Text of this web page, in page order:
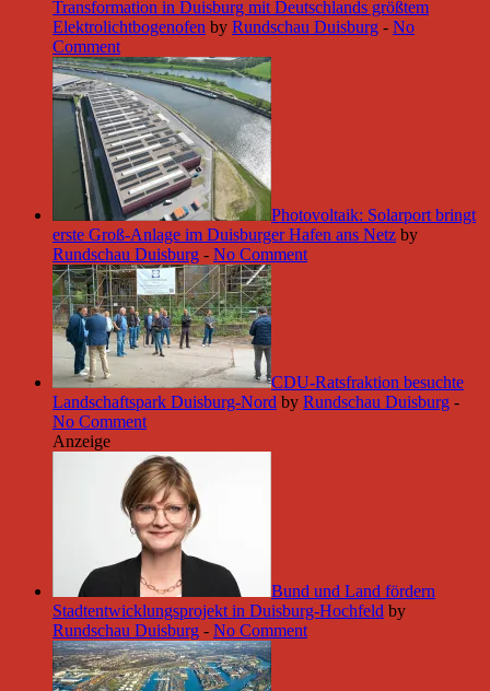
Transformation in Duisburg mit Deutschlands größtem
Elektrolichtbogenofen by Rundschau Duisburg - No
Comment
Photovoltaik: Solarport bringt
erste Groß-Anlage im Duisburger Hafen ans Netz by
Rundschau Duisburg - No Comment
CDU-Ratsfraktion besuchte
Landschaftspark Duisburg-Nord by Rundschau Duisburg -
No Comment
Anzeige
Bund und Land fördern
Stadtentwicklungsprojekt in Duisburg-Hochfeld by
Rundschau Duisburg - No Comment